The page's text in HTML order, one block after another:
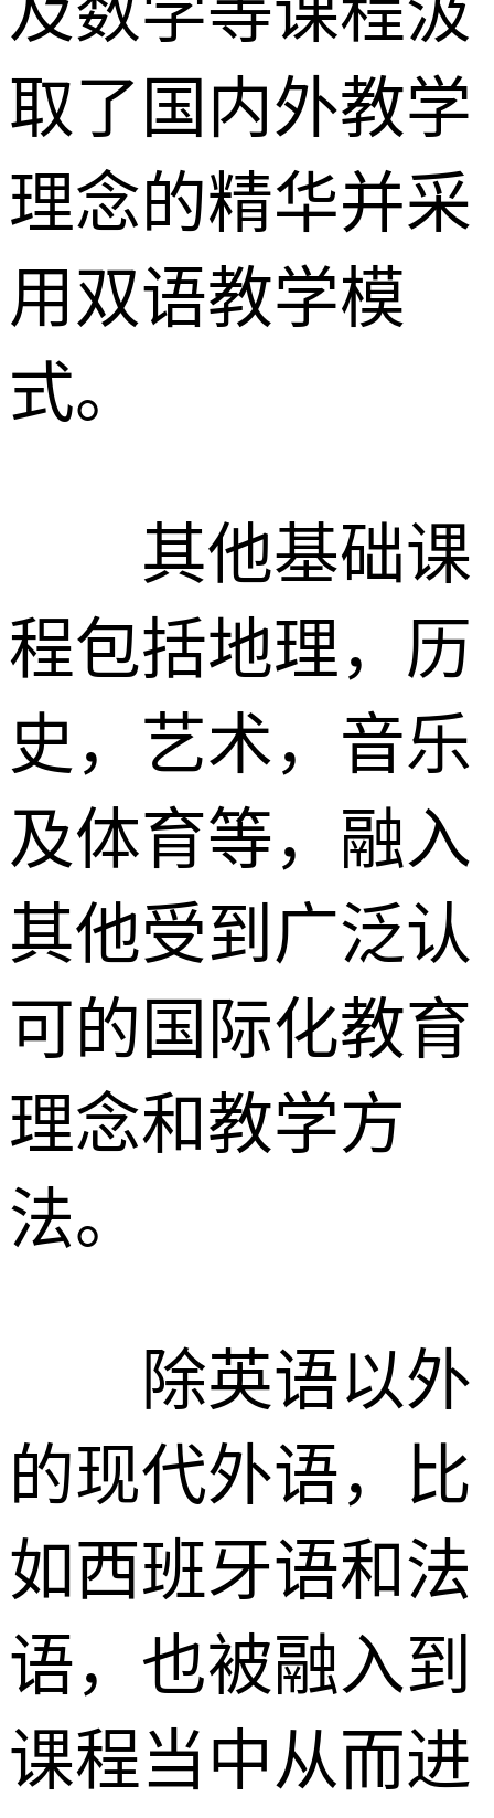
取了国内外教学
理念的精华并采
用双语教学模
式。
其他基础课
程包括地理，历
史，艺术，音乐
及体育等，融入
其他受到广泛认
可的国际化教育
理念和教学方
法。
除英语以外
的现代外语，比
如西班牙语和法
语，也被融入到
课程当中从而进